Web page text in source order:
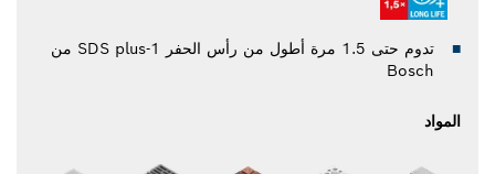
تدوم حتى 1.5 مرة أطول من رأس الحفر SDS plus-1 من
Bosch
المواد